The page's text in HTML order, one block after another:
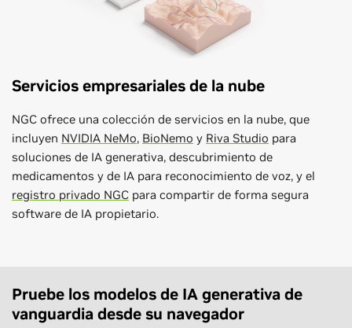
Servicios empresariales de la nube
NGC ofrece una colección de servicios en la nube, que
incluyen NVIDIA NeMo, BioNemo y Riva Studio para
soluciones de IA generativa, descubrimiento de
medicamentos y de IA para reconocimiento de voz, y el
registro privado NGC para compartir de forma segura
software de IA propietario.
Pruebe los modelos de IA generativa de
vanguardia desde su navegador